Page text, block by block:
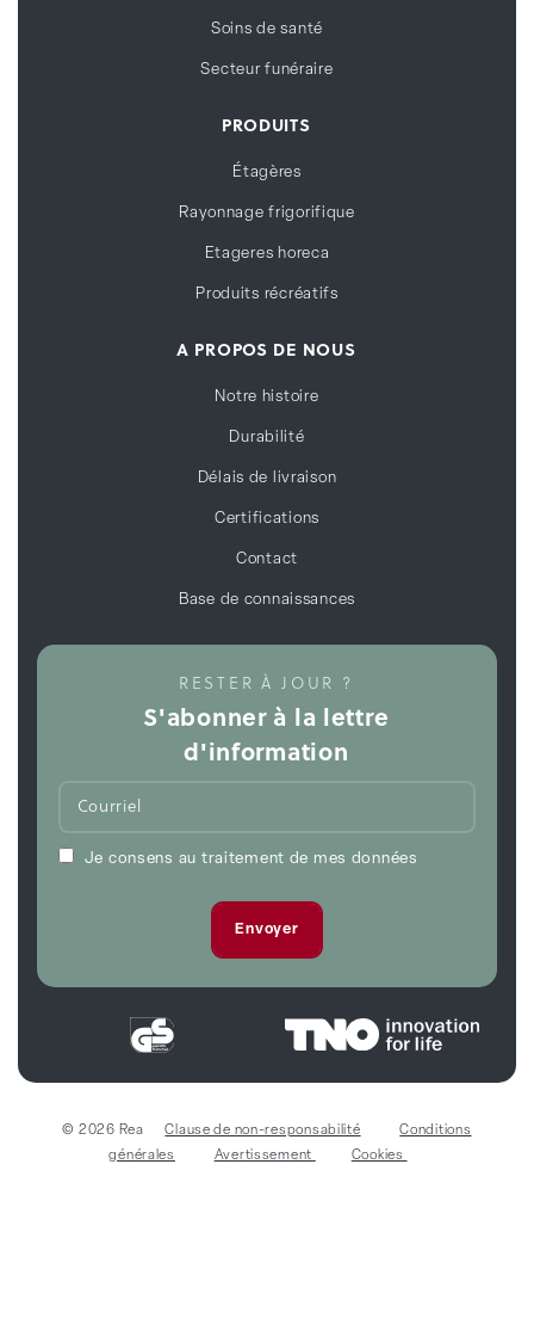
Soins de santé
Secteur funéraire
PRODUITS
Étagères
Rayonnage frigorifique
Etageres horeca
Produits récréatifs
A PROPOS DE NOUS
Notre histoire
Durabilité
Délais de livraison
Certifications
Contact
Base de connaissances
RESTER À JOUR ?
S'abonner à la lettre
d'information
Je consens au traitement de mes données
© 2026 Rea Clause de non-responsabilité
Conditions
générales
Avertissement Cookies